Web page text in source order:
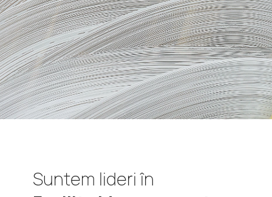
Suntem lideri în